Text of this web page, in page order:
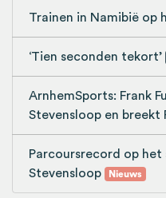
Trainen in Namibië op
‘Tien seconden tekort’
ArnhemSports: Frank
Stevensloop en breekt
Parcoursrecord op het
Stevensloop
Nieuws